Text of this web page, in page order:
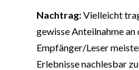
Nachtrag:Vielleicht
gewisse Anteilnahme
Empfänger/Leser
Erlebnisse nachlesbar